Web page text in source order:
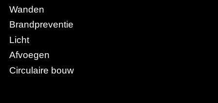
Wanden
Brandpreventie
Licht
Afvoegen
Circulaire bouw